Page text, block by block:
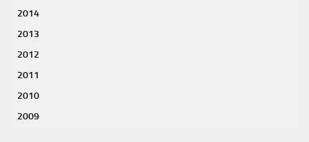
2014
2013
2012
2011
2010
2009